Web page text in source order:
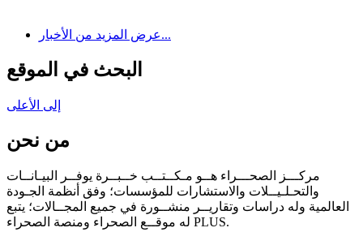
عرض المزيد من الأخبار...
البحث في الموقع
إلى الأعلى
من نحن
مركـــز الصحـــراء هــو مـكــتــب خــبــرة يوفــر البيـانــات
والتحـلـيــلات والاستشارات للمؤسسات؛ وفق أنظمة الجـودة
العالمية وله دراسات وتقاريــر منشــورة في جميع المجــالات؛ يتبع
له موقــع الصحراء ومنصة الصحراء PLUS.